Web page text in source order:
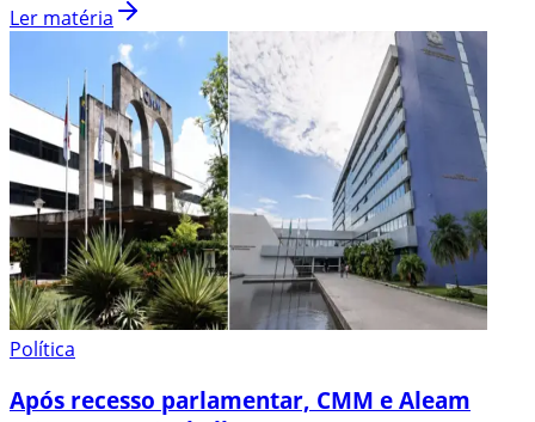
Ler matéria
Política
Após recesso parlamentar, CMM e Aleam